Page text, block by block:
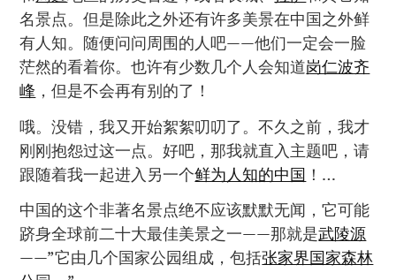
名景点。但是除此之外还有许多美景在中国之外鲜
有人知。随便问问周围的人吧——他们一定会一脸
茫然的看着你。也许有少数几个人会知道岗仁波齐
峰 ，但是不会再有别的了！
哦。没错，我又开始絮絮叨叨了。不久之前，我才
刚刚抱怨过这一点。好吧，那我就直入主题吧，请
跟随着我一起进入另一个鲜为人知的中国 ！…
中国的这个非著名景点绝不应该默默无闻，它可能
跻身全球前二十大最佳美景之一——那就是武陵源
——”它由几个国家公园组成，包括张家界国家森林